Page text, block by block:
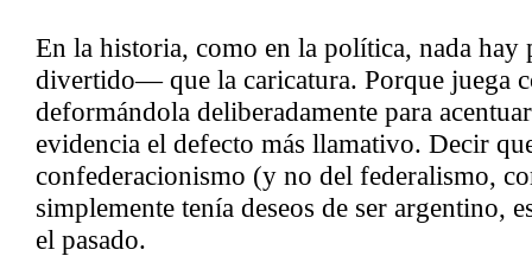
En la historia, como en la política, nada hay
divertido— que la caricatura. Porque juega
deformándola deliberadamente para
evidencia el defecto más llamativo. Decir
confederacionismo (y no del federalismo,
simplemente tenía deseos de ser argentino,
el pasado.